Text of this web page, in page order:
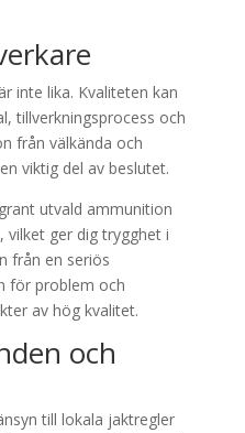
inte lika. Kvaliteten kan
tillverkningsprocess och
från välkända och
viktig del av beslutet.
utvald ammunition
vilket ger dig trygghet i
från en seriös
för problem och
av hög kvalitet.
och
till lokala jaktregler